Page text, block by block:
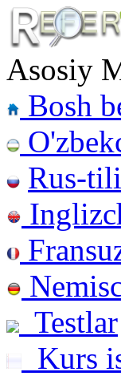
Asosiy
Bosh
Rus-
Testlar
Kurs